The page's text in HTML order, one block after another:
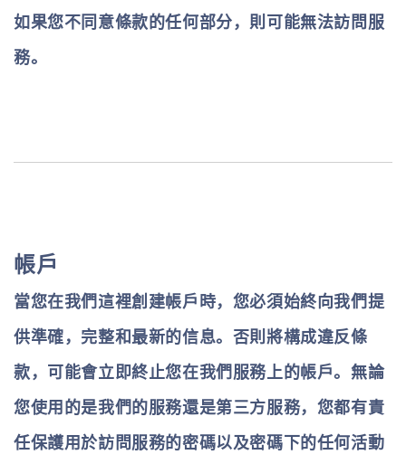
如果您不同意條款的任何部分，則可能無法訪問服
務。
帳戶
當您在我們這裡創建帳戶時，您必須始終向我們提
供準確，完整和最新的信息。否則將構成違反條
款，可能會立即終止您在我們服務上的帳戶。無論
您使用的是我們的服務還是第三方服務，您都有責
任保護用於訪問服務的密碼以及密碼下的任何活動